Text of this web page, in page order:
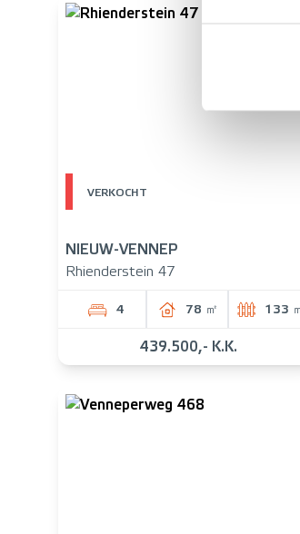
VERKOCHT
NIEUW-VENNEP
Rhienderstein 47
4 78 ㎡ 133
439.500,- K.K.